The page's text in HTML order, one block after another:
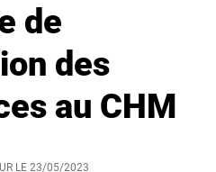
de
des
au CHM
LE 23/05/2023